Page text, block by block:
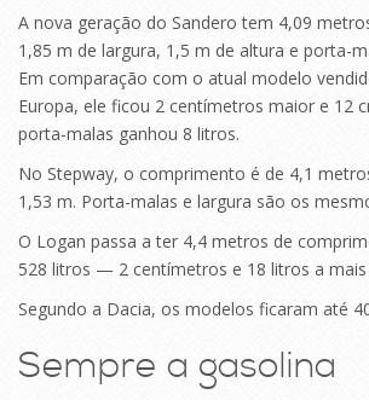
A nova geração do Sandero tem 4,09
1,85 m de largura, 1,5 m de altura e porta-
Em comparação com o atual modelo
Europa, ele ficou 2 centímetros maior e 12
porta-malas ganhou 8 litros.
No Stepway, o comprimento é de 4,1
1,53 m. Porta-malas e largura são os
O Logan passa a ter 4,4 metros de
528 litros — 2 centímetros e 18 litros a
Segundo a Dacia, os modelos ficaram até
Sempre a gasolina